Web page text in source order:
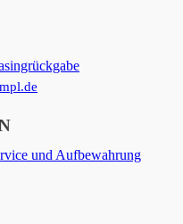
und Aufbewahrung